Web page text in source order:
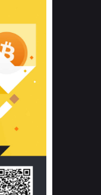
kích
kiện
tìm hiểu
về tác
hơn.
phòng
đệm
mỹ lẫn
cần cân
trọng